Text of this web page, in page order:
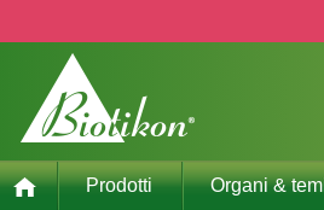
Prodotti Organi &